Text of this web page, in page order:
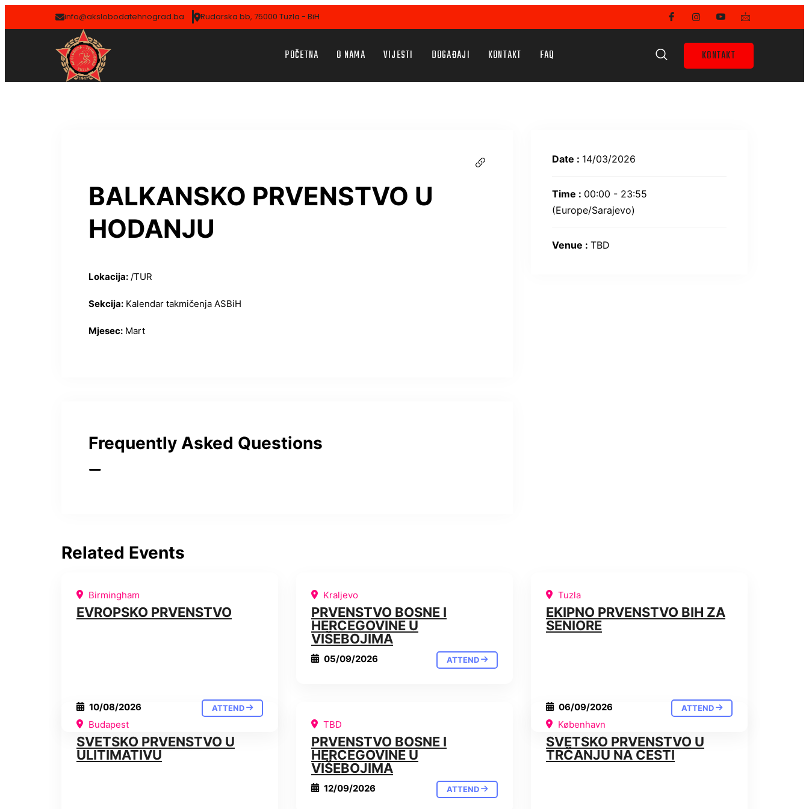
info@akslobodatehnograd.ba Rudarska bb, 75000 Tuzla - BiH
POČETNA O NAMA VIJESTI DOGAĐAJI KONTAKT FAQ KONTAKT
BALKANSKO PRVENSTVO U
HODANJU
Lokacija: /TUR
Sekcija: Kalendar takmičenja ASBiH
Mjesec: Mart
Frequently Asked Questions
Date : 14/03/2026
Time : 00:00 - 23:55
(Europe/Sarajevo)
Venue : TBD
Related Events
Birmingham
EVROPSKO PRVENSTVO
10/08/2026 ATTEND
Kraljevo
PRVENSTVO BOSNE I
HERCEGOVINE U
VIŠEBOJIMA
05/09/2026 ATTEND
Tuzla
EKIPNO PRVENSTVO BIH ZA
SENIORE
06/09/2026 ATTEND
Budapest
SVETSKO PRVENSTVO U
ULITIMATIVU
TBD
PRVENSTVO BOSNE I
HERCEGOVINE U
VIŠEBOJIMA
12/09/2026 ATTEND
København
SVETSKO PRVENSTVO U
TRČANJU NA CESTI